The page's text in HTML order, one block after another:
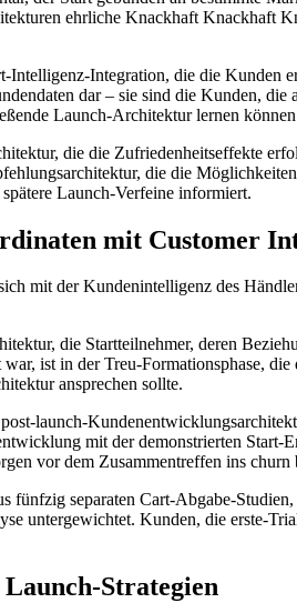
ehrliche Knackhaft Knackhaft
Integration, die die Kunden
dar – sie sind die Kunden,
Launch-Architektur lernen
die die Zufriedenheitseffekte
die die
Launch-Verfeine informiert.
mit Customer
mit der Kundenintelligenz des
die Startteilnehmer, deren
ist in der Treu-Formationsphase,
ansprechen sollte.
launch-
mit der demonstrierten Start-
vor dem Zusammentreffen ins churn
fünfzig separaten Cart-Abgabe-
untergewichtet. Kunden, die erste-
Strategien